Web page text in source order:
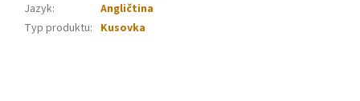
Jazyk:
Angličtina
Typ produktu: Kusovka